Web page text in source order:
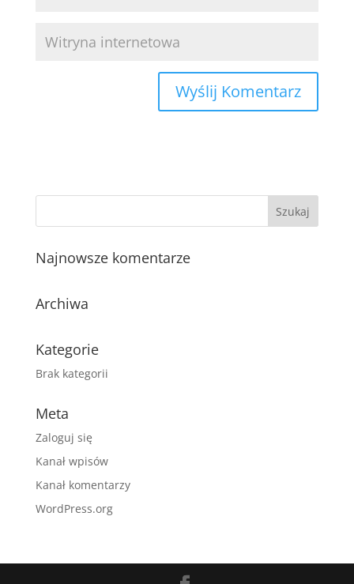
Najnowsze komentarze
Archiwa
Kategorie
Brak kategorii
Meta
Zaloguj się
Kanał wpisów
Kanał komentarzy
WordPress.org